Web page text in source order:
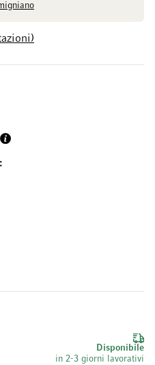
Disponibile
in 2-3 giorni lavorativi